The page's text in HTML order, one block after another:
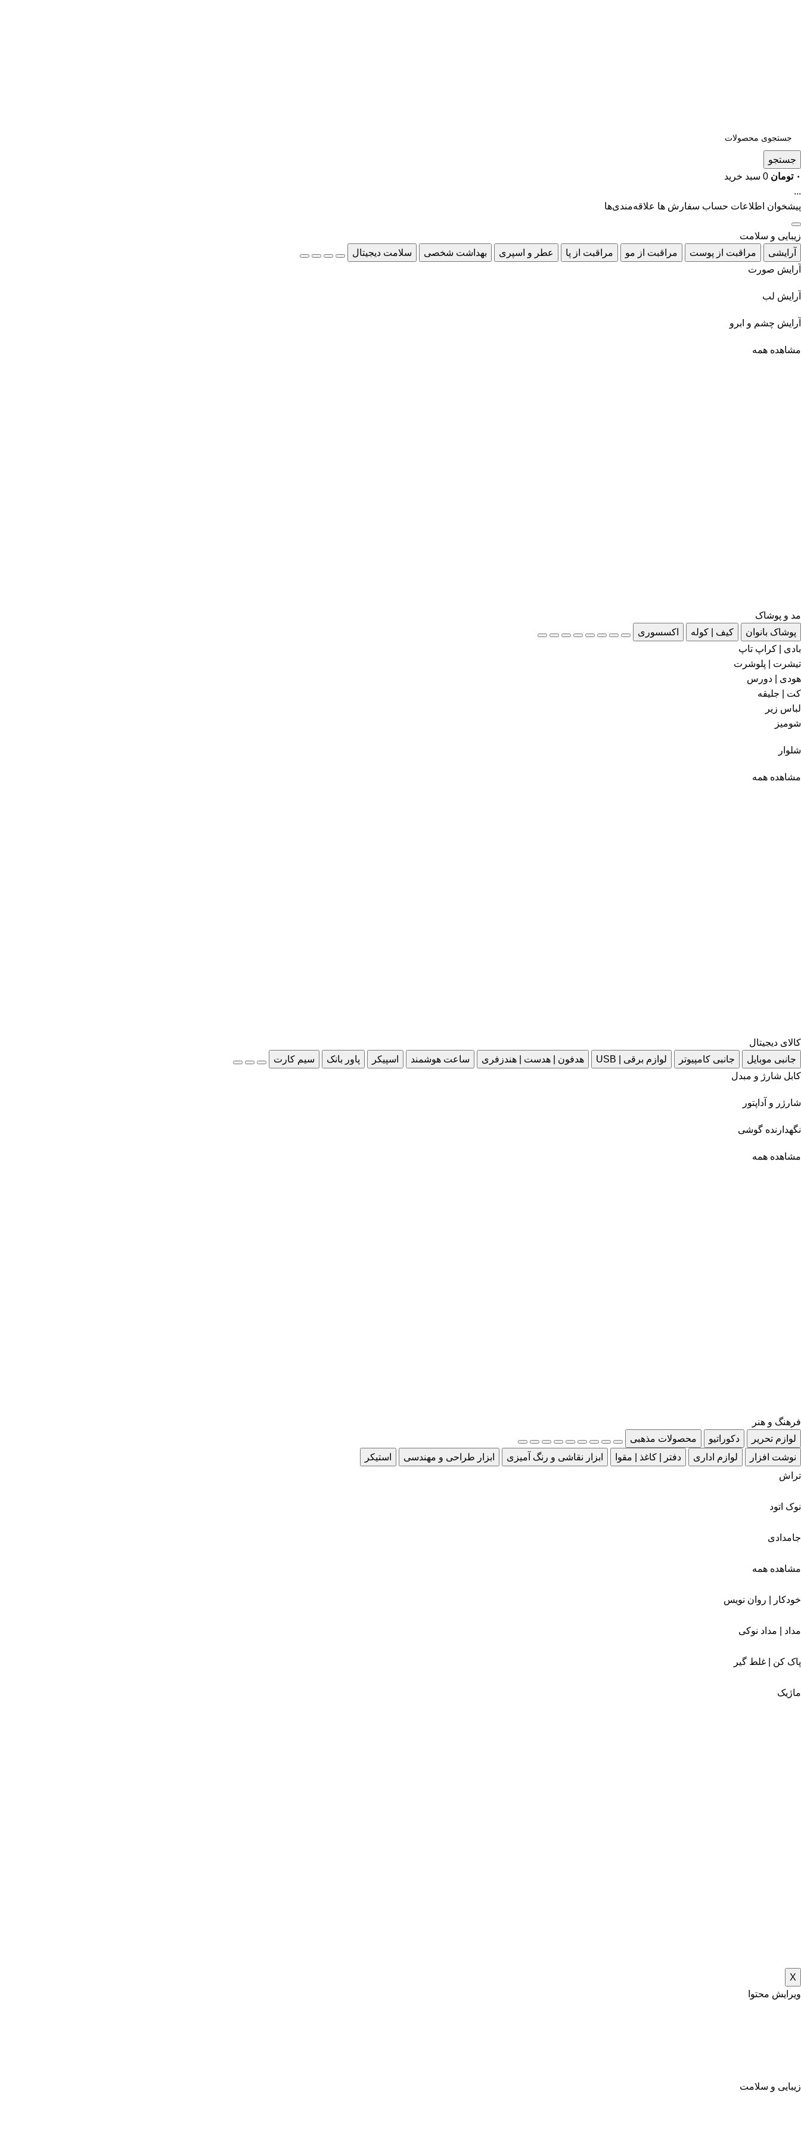
جستجو
۰ تومان 0 سبد خرید
...
پیشخوان اطلاعات حساب سفارش ها علاقه‌مندی‌ها
زیبایی و سلامت
آرایشی
مراقبت از پوست مراقبت از مو مراقبت از پا عطر و اسپری بهداشت شخصی
سلامت دیجیتال
آرایش صورت
آرایش لب
آرایش چشم و ابرو
مشاهده همه
مد و پوشاک
پوشاک بانوان
کیف | کوله
اکسسوری
بادی | کراپ تاپ
تیشرت | پلوشرت
هودی | دورس
کت | جلیقه
لباس زیر
شومیز
شلوار
مشاهده همه
کالای دیجیتال
جانبی موبایل
جانبی کامپیوتر لوازم برقی | USB هدفون | هدست | هندزفری ساعت هوشمند اسپیکر پاور بانک
سیم کارت
کابل شارژ و مبدل
شارژر و آداپتور
نگهدارنده گوشی
مشاهده همه
فرهنگ و هنر
لوازم تحریر
دکوراتیو
محصولات مذهبی
نوشت افزار
لوازم اداری دفتر | کاغذ | مقوا ابزار نقاشی و رنگ آمیزی ابزار طراحی و مهندسی
استیکر
تراش
نوک اتود
جامدادی
مشاهده همه
خودکار | روان نویس
مداد | مداد نوکی
پاک کن | غلط گیر
ماژیک
X
ویرایش محتوا
زیبایی و سلامت